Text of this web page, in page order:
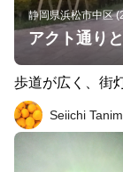
静岡県浜松市中区
アクト通り
歩道が広く、街
Seiichi